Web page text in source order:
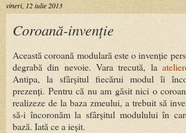
vineri, 12 iulie 2013
Coroană-invenție
Această coroană modulară este o invenție
degrabă din nevoie. Vara trecută, la
Antipa, la sfârșitul fiecărui modul îi
prezenți. Pentru că nu am găsit nici o
realizeze de la baza zmeului, a trebuit să
să-i încoronăm la sfârșitul modulului în
bază. Iată ce a ieșit.